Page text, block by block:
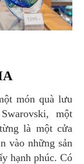
một
là một cửa
vào những sản
hạnh phúc. Có